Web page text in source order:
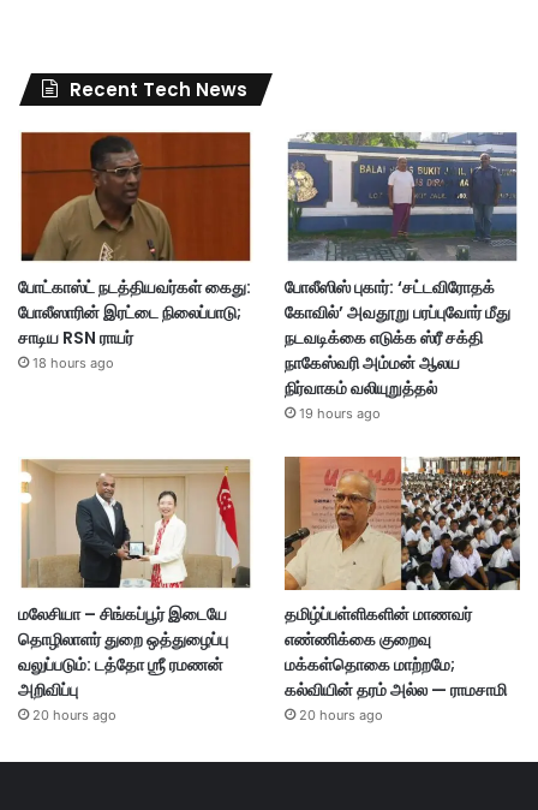
Recent Tech News
போட்காஸ்ட் நடத்தியவர்கள் கைது:
போலீஸாரின் இரட்டை நிலைப்பாடு;
சாடிய RSN ராயர்
18 hours ago
போலீஸிஸ் புகார்: ‘சட்டவிரோதக்
கோவில்’ அவதூறு பரப்புவோர் மீது
நடவடிக்கை எடுக்க ஸ்ரீ சக்தி
நாகேஸ்வரி அம்மன் ஆலய
நிர்வாகம் வலியுறுத்தல்
19 hours ago
மலேசியா – சிங்கப்பூர் இடையே
தொழிலாளர் துறை ஒத்துழைப்பு
வலுப்படும்: டத்தோ ஶ்ரீ ரமணன்
அறிவிப்பு
20 hours ago
தமிழ்ப்பள்ளிகளின் மாணவர்
எண்ணிக்கை குறைவு
மக்கள்தொகை மாற்றமே;
கல்வியின் தரம் அல்ல — ராமசாமி
20 hours ago